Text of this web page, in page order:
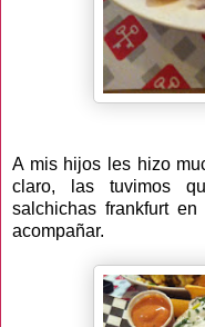
A mis hijos les hizo
claro, las tuvimos
salchichas frankfurt
acompañar.